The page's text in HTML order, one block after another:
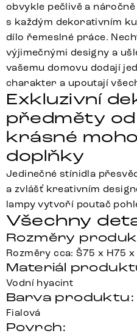
obvykle pečlivě a
s každým dekorativním
dílo řemeslné práce.
výjimečnými designy a
vašemu domovu dodají
charakter a upoutají
Exkluzivní
předměty od
krásné
doplňky
Jedinečné stínidla
a zvlášť kreativním
lampy vytvoří poutač
Všechny
Rozměry
Rozměry cca: Š75 x H75
Materiál
Vodní hyacint
Barva produktu:
Fialová
Povrch: